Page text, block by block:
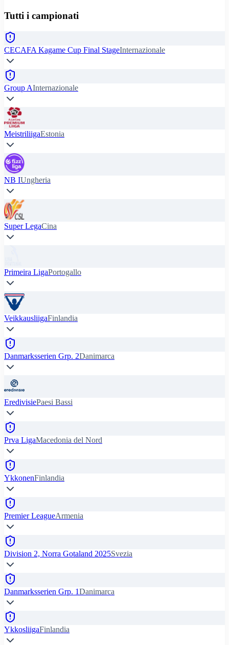
Tutti i campionati
CECAFA Kagame Cup Final StageInternazionale
Group AInternazionale
MeistriliigaEstonia
NB IUngheria
Super LegaCina
Primeira LigaPortogallo
VeikkausliigaFinlandia
Danmarksserien Grp. 2Danimarca
EredivisiePaesi Bassi
Prva LigaMacedonia del Nord
YkkonenFinlandia
Premier LeagueArmenia
Division 2, Norra Gotaland 2025Svezia
Danmarksserien Grp. 1Danimarca
YkkosliigaFinlandia